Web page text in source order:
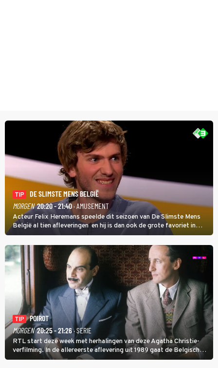
TIP
DE SLIMSTE MENS BELGIË
MORGEN 20:20 - 21:40· AMUSEMENT
Acteur Felix Heremans speelde dit seizoen van De Slimste Mens
België al tien afleveringen en hij is dan ook de grote favoriet in
deze seizoensfinale. En er is Nederlandse inbreng, want komiek
Soundos El Ahmadi neemt plaats aan de jurytafel.
TIP
POIROT
MORGEN 20:25 - 21:26· SERIE
RTL start deze week met herhalingen van deze Agatha Christie-
verfilming. In de allereerste aflevering uit 1989 gaat de Belgische
speurder op zoek naar een vermiste kok. Poirot raakt al snel